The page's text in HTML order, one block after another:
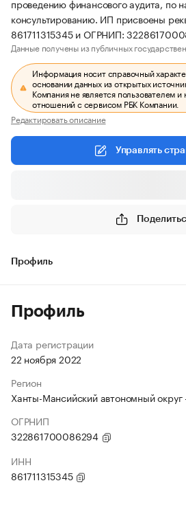
проведению финансового аудита, по
консультированию. ИП присвоены
861711315345 и ОГРНИП:
Данные получены из публичных
Информация носит справочный
основании данных из открытых
Компания не является пользователем
отношений с сервисом РБК Компании.
Редактировать описание
Управлять
Профиль
Профиль
Дата регистрации
22 ноября 2022
Регион
Ханты-Мансийский автономный
ОГРНИП
322861700086294
ИНН
861711315345